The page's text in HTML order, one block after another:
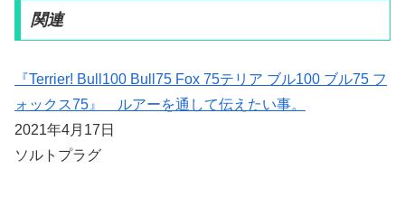
関連
『Terrier! Bull100 Bull75 Fox 75テリア ブル100 ブル75 フ
ォックス75』 ルアーを通して伝えたい事。
2021年4月17日
ソルトプラグ